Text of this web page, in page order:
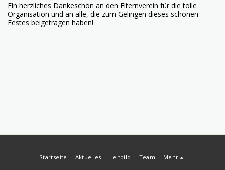
Ein herzliches Dankeschön an den Elternverein für die tolle
Organisation und an alle, die zum Gelingen dieses schönen
Festes beigetragen haben!
Startseite Aktuelles Leitbild Team Mehr